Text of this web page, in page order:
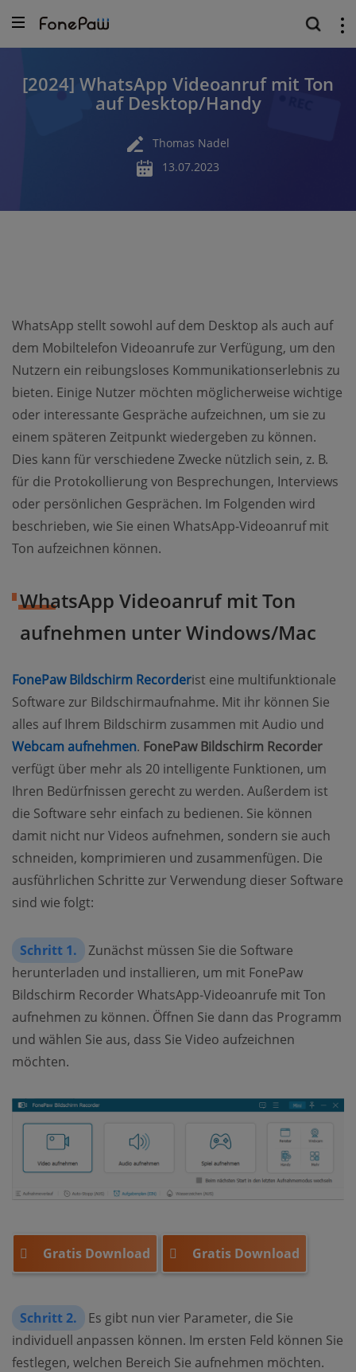
[2024] WhatsApp Videoanruf mit Ton
auf Desktop/Handy
Thomas Nadel
13.07.2023
WhatsApp stellt sowohl auf dem Desktop als auch auf
dem Mobiltelefon Videoanrufe zur Verfügung, um den
Nutzern ein reibungsloses Kommunikationserlebnis zu
bieten. Einige Nutzer möchten möglicherweise wichtige
oder interessante Gespräche aufzeichnen, um sie zu
einem späteren Zeitpunkt wiedergeben zu können.
Dies kann für verschiedene Zwecke nützlich sein, z. B.
für die Protokollierung von Besprechungen, Interviews
oder persönlichen Gesprächen. Im Folgenden wird
beschrieben, wie Sie einen WhatsApp-Videoanruf mit
Ton aufzeichnen können.
WhatsApp Videoanruf mit Ton
aufnehmen unter Windows/Mac
FonePaw Bildschirm Recorderist eine multifunktionale
Software zur Bildschirmaufnahme. Mit ihr können Sie
alles auf Ihrem Bildschirm zusammen mit Audio und
Webcam aufnehmen. FonePaw Bildschirm Recorder
verfügt über mehr als 20 intelligente Funktionen, um
Ihren Bedürfnissen gerecht zu werden. Außerdem ist
die Software sehr einfach zu bedienen. Sie können
damit nicht nur Videos aufnehmen, sondern sie auch
schneiden, komprimieren und zusammenfügen. Die
ausführlichen Schritte zur Verwendung dieser Software
sind wie folgt:
Schritt 1.
Zunächst müssen Sie die Software
herunterladen und installieren, um mit FonePaw
Bildschirm Recorder WhatsApp-Videoanrufe mit Ton
aufnehmen zu können. Öffnen Sie dann das Programm
und wählen Sie aus, dass Sie Video aufzeichnen
möchten.
Gratis Download Gratis Download
Schritt 2.
Es gibt nun vier Parameter, die Sie
individuell anpassen können. Im ersten Feld können Sie
festlegen, welchen Bereich Sie aufnehmen möchten.